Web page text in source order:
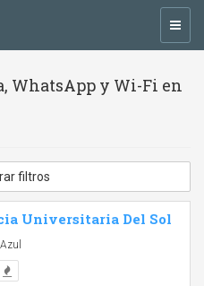
WhatsApp y Wi-Fi en
filtros
Universitaria Del Sol